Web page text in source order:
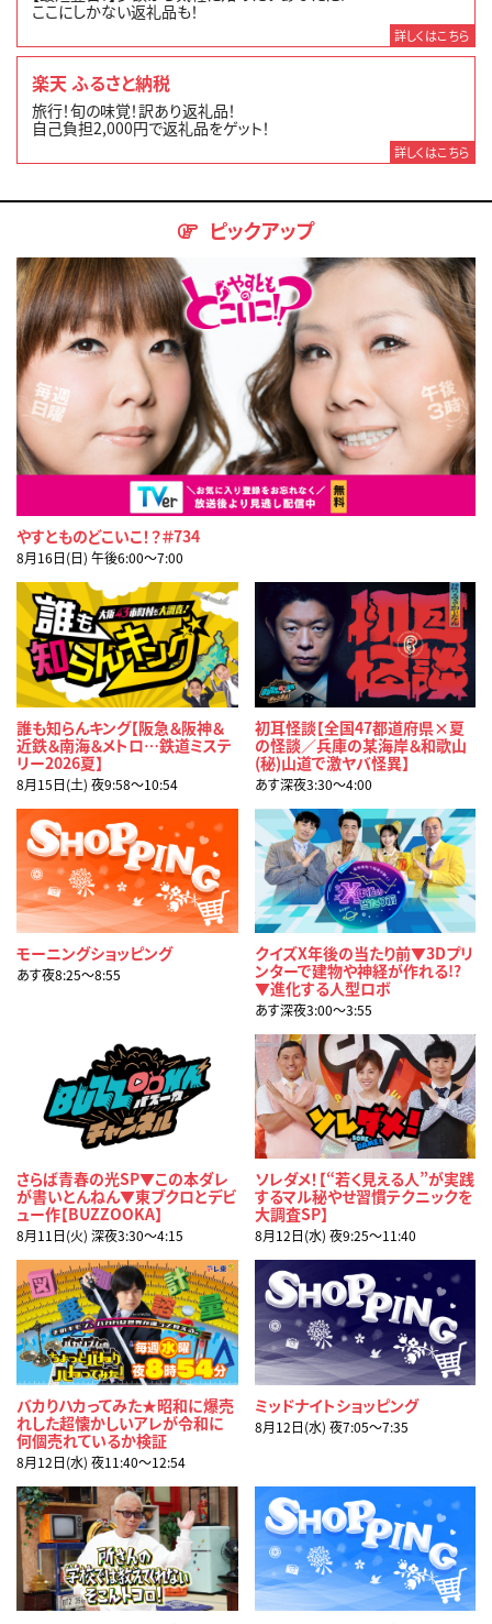
ここにしかない返礼品も！
詳しくはこちら
楽天 ふるさと納税
旅行！旬の味覚！訳あり返礼品！
自己負担2,000円で返礼品をゲット！
詳しくはこちら
ピックアップ
やすとものどこいこ！？＃734
8月16日(日) 午後6:00〜7:00
誰も知らんキング【阪急＆阪神＆
近鉄＆南海＆メトロ…鉄道ミステ
リー2026夏】
8月15日(土) 夜9:58〜10:54
初耳怪談【全国47都道府県×夏
の怪談／兵庫の某海岸＆和歌山
(秘)山道で激ヤバ怪異】
あす深夜3:30〜4:00
モーニングショッピング
あす夜8:25〜8:55
クイズX年後の当たり前▼3Dプリ
ンターで建物や神経が作れる!?
▼進化する人型ロボ
あす深夜3:00〜3:55
さらば青春の光SP▼この本ダレ
が書いとんねん▼東ブクロとデビ
ュー作【BUZZOOKA】
8月11日(火) 深夜3:30〜4:15
ソレダメ！【“若く見える人”が実践
するマル秘やせ習慣テクニックを
大調査SP】
8月12日(水) 夜9:25〜11:40
バカりハカってみた★昭和に爆売
れした超懐かしいアレが令和に
何個売れているか検証
8月12日(水) 夜11:40〜12:54
ミッドナイトショッピング
8月12日(水) 夜7:05〜7:35